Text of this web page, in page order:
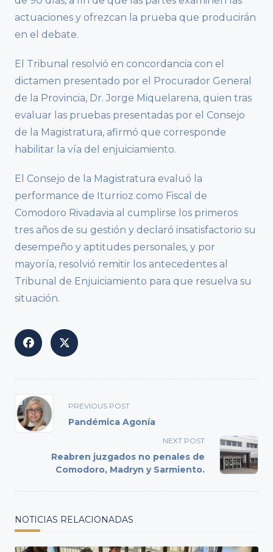
actuaciones y ofrezcan la prueba que producirán
en el debate.
El Tribunal resolvió en concordancia con el
dictamen presentado por el Procurador General
de la Provincia, Dr. Jorge Miquelarena, quien tras
evaluar las pruebas presentadas por el Consejo
de la Magistratura, afirmó que corresponde
habilitar la vía del enjuiciamiento.
El Consejo de la Magistratura evaluó la
performance de Iturrioz como Fiscal de
Comodoro Rivadavia al cumplirse los primeros
tres años de su gestión y declaró insatisfactorio su
desempeño y aptitudes personales, y por
mayoría, resolvió remitir los antecedentes al
Tribunal de Enjuiciamiento para que resuelva su
situación.
<span
class="nav-
subtitle
text">Page</span>
PREVIOUS POST
Pandémica Agonía
NEXT POST
Reabren juzgados no penales de
Comodoro, Madryn y Sarmiento.
NOTICIAS RELACIONADAS